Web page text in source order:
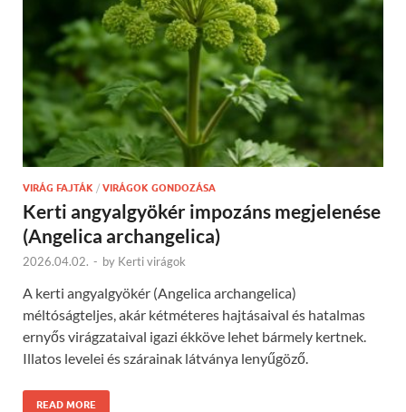
VIRÁG FAJTÁK / VIRÁGOK GONDOZÁSA
Kerti angyalgyökér impozáns megjelenése
(Angelica archangelica)
2026.04.02. - by Kerti virágok
A kerti angyalgyökér (Angelica archangelica)
méltóságteljes, akár kétméteres hajtásaival és hatalmas
ernyős virágzataival igazi ékköve lehet bármely kertnek.
Illatos levelei és szárainak látványa lenyűgöző.
READ MORE